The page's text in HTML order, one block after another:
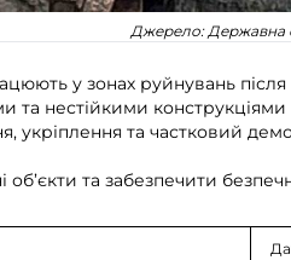
Джерело:Державна
у зонах руйнувань
та нестійкими
укріплення та частковий
об’єкти та забезпечити